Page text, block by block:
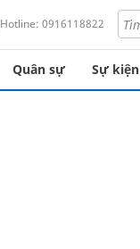
Hotline: 0916118822
Quân sự Sự kiện